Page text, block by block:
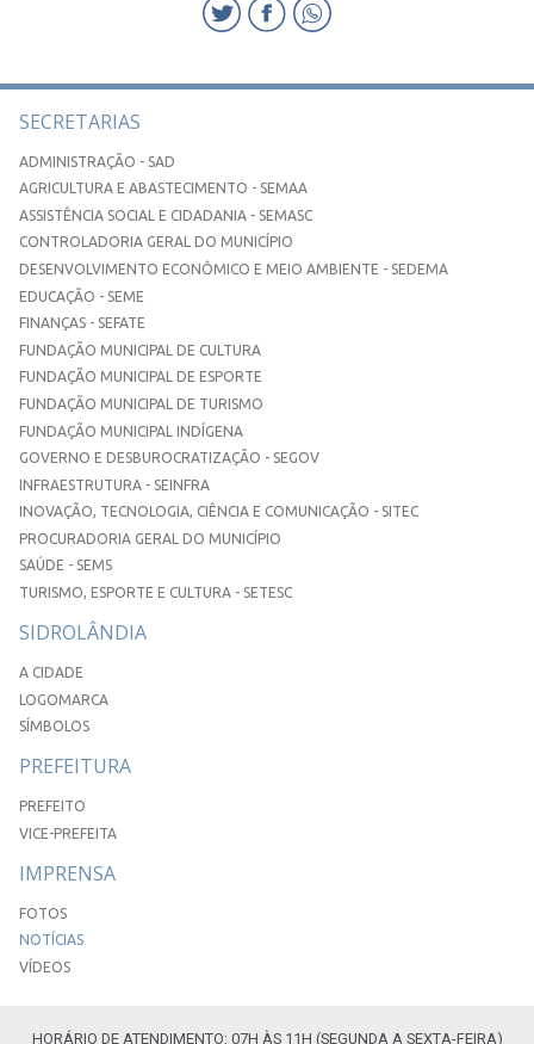
SECRETARIAS
ADMINISTRAÇÃO - SAD
AGRICULTURA E ABASTECIMENTO - SEMAA
ASSISTÊNCIA SOCIAL E CIDADANIA - SEMASC
CONTROLADORIA GERAL DO MUNICÍPIO
DESENVOLVIMENTO ECONÔMICO E MEIO AMBIENTE - SEDEMA
EDUCAÇÃO - SEME
FINANÇAS - SEFATE
FUNDAÇÃO MUNICIPAL DE CULTURA
FUNDAÇÃO MUNICIPAL DE ESPORTE
FUNDAÇÃO MUNICIPAL DE TURISMO
FUNDAÇÃO MUNICIPAL INDÍGENA
GOVERNO E DESBUROCRATIZAÇÃO - SEGOV
INFRAESTRUTURA - SEINFRA
INOVAÇÃO, TECNOLOGIA, CIÊNCIA E COMUNICAÇÃO - SITEC
PROCURADORIA GERAL DO MUNICÍPIO
SAÚDE - SEMS
TURISMO, ESPORTE E CULTURA - SETESC
SIDROLÂNDIA
A CIDADE
LOGOMARCA
SÍMBOLOS
PREFEITURA
PREFEITO
VICE-PREFEITA
IMPRENSA
FOTOS
NOTÍCIAS
VÍDEOS
HORÁRIO DE ATENDIMENTO: 07H ÀS 11H (SEGUNDA A SEXTA-FEIRA)